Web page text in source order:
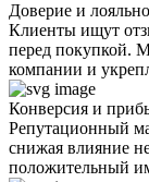
Доверие и
Клиенты ищут
перед покупкой.
компании и
Конверсия и
Репутационный
снижая влияние
положительный